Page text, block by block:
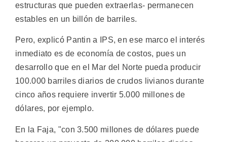
estructuras que pueden extraerlas- permanecen
estables en un billón de barriles.
Pero, explicó Pantin a IPS, en ese marco el interés
inmediato es de economía de costos, pues un
desarrollo que en el Mar del Norte pueda producir
100.000 barriles diarios de crudos livianos durante
cinco años requiere invertir 5.000 millones de
dólares, por ejemplo.
En la Faja, "con 3.500 millones de dólares puede